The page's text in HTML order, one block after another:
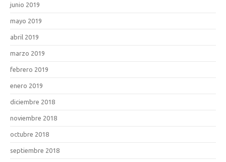
junio 2019
mayo 2019
abril 2019
marzo 2019
febrero 2019
enero 2019
diciembre 2018
noviembre 2018
octubre 2018
septiembre 2018